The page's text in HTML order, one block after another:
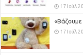
17 Ιούλ
«Βάζουμε
17 Ιούλ